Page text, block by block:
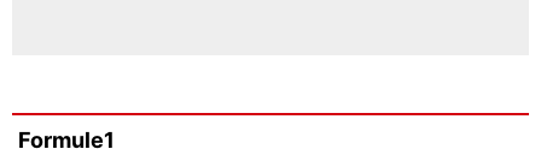
Formule1